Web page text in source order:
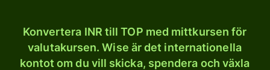
Konvertera INR till TOP med mittkursen för
valutakursen. Wise är det internationella
kontot om du vill skicka, spendera och växla